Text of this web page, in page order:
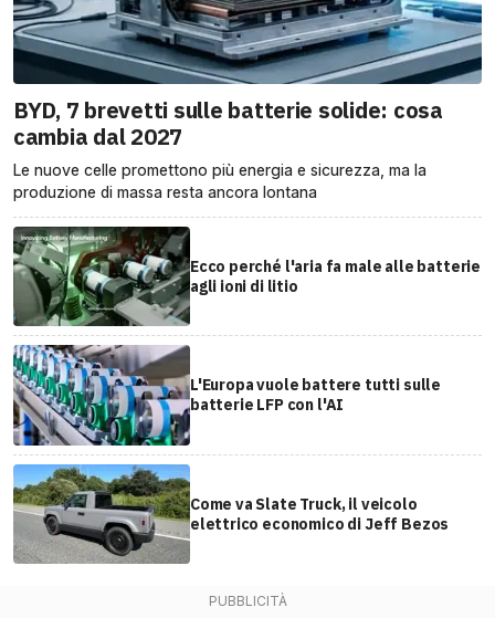
BYD, 7 brevetti sulle batterie solide: cosa
cambia dal 2027
Le nuove celle promettono più energia e sicurezza, ma la
produzione di massa resta ancora lontana
Ecco perché l'aria fa male alle batterie
agli ioni di litio
L'Europa vuole battere tutti sulle
batterie LFP con l'AI
Come va Slate Truck, il veicolo
elettrico economico di Jeff Bezos